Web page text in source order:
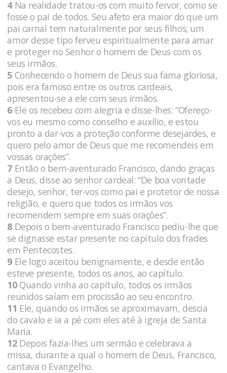
4Na realidade tratou-os com muito fervor, como se
fosse o pai de todos. Seu afeto era maior do que um
pai carnal tem naturalmente por seus filhos; um
amor desse tipo ferveu espiritualmente para amar
e proteger no Senhor o homem de Deus com os
seus irmãos.
5 Conhecendo o homem de Deus sua fama gloriosa,
pois era famoso entre os outros cardeais,
apresentou-se a ele com seus irmãos.
6 Ele os recebeu com alegria e disse-lhes: “Ofereço-
vos eu mesmo como conselho e auxílio, e estou
pronto a dar-vos a proteção conforme desejardes, e
quero pelo amor de Deus que me recomendeis em
vossas orações”.
7 Então o bem-aventurado Francisco, dando graças
a Deus, disse ao senhor cardeal: “De boa vontade
desejo, senhor, ter-vos como pai e protetor de nossa
religião, e quero que todos os irmãos vos
recomendem sempre em suas orações”.
8 Depois o bem-aventurado Francisco pediu-lhe que
se dignasse estar presente no capítulo dos frades
em Pentecostes.
9 Ele logo aceitou benignamente, e desde então
esteve presente, todos os anos, ao capítulo.
10Quando vinha ao capítulo, todos os irmãos
reunidos saíam em procissão ao seu encontro.
11 Ele, quando os irmãos se aproximavam, descia
do cavalo e ia a pé com eles até à igreja de Santa
Maria.
12Depois fazia-lhes um sermão e celebrava a
missa, durante a qual o homem de Deus, Francisco,
cantava o Evangelho.